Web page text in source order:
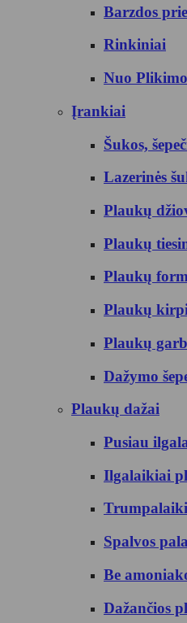
Barzdos
Rinkiniai
Nuo Plikimo
Įrankiai
Šukos,
Lazerinės
Plaukų
Plaukų
Plaukų
Plaukų
Plaukų
Dažymo
Plaukų dažai
Pusiau
Ilgalaikiai
Spalvos
Be
Dažančios